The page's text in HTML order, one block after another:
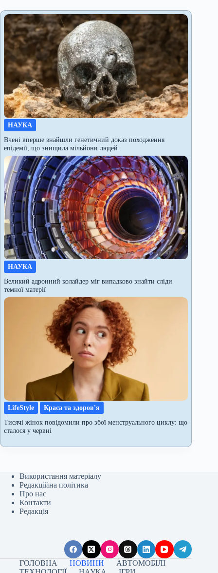
НАУКА
Вчені вперше знайшли генетичний доказ походження
епідемії, що знищила мільйони людей
НАУКА
Великий адронний колайдер міг випадково знайти сліди
темної матерії
LifeStyle
Краса та здоров'я
Тисячі жінок повідомили про збої менструального циклу: що
сталося у червні
Використання матеріалу
Редакційна політика
Про нас
Контакти
Редакція
ГОЛОВНА НОВИНИ
АВТОМОБІЛІ